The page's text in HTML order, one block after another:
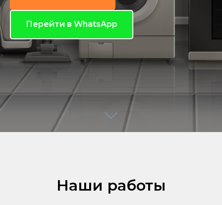
Перейти в WhatsApp
Наши работы